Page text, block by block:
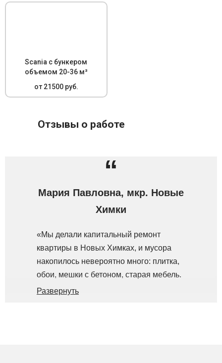
Scania с бункером
объемом 20-36 м³
от 21500 руб.
Отзывы о работе
“
Мария Павловна, мкр. Новые
Химки
«Мы делали капитальный ремонт
квартиры в Новых Химках, и мусора
накопилось невероятно много: плитка,
обои, мешки с бетоном, старая мебель.
Заказали контейнер 8 м³ у ООО «АПС».
Развернуть